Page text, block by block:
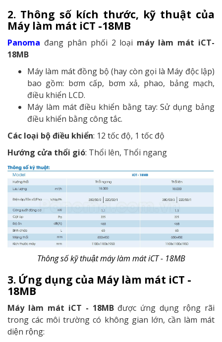
2. Thông số kích thước, kỹ thuật của
Máy làm mát iCT -18MB
Panoma đang phân phối 2 loại máy làm mát iCT-
18MB
Máy làm mát đồng bộ (hay còn gọi là Máy độc lập)
bao gồm: bơm cấp, bơm xả, phao, bảng mạch,
điều khiển LCD.
Máy làm mát điều khiển bằng tay: Sử dụng bảng
điều khiển bằng công tắc.
Các loại bộ điều khiển: 12 tốc độ, 1 tốc độ
Hướng cửa thổi gió: Thổi lên, Thổi ngang
Thông số kỹ thuật máy làm mát iCT - 18MB
3. Ứng dụng của Máy làm mát iCT -
18MB
Máy làm mát iCT - 18MBđược ứng dụng rộng rãi
trong các môi trường có không gian lớn, cần làm mát
diện rộng: